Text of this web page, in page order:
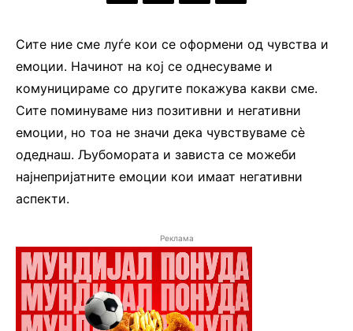
Сите ние сме луѓе кои се оформени од чувства и
емоции. Начинот на кој се однесуваме и
комуницираме со другите покажува какви сме.
Сите поминуваме низ позитивни и негативни
емоции, но тоа не значи дека чувствуваме сè
одеднаш. Љубомората и зависта се можеби
најнепријатните емоции кои имаат негативни
аспекти.
Реклама